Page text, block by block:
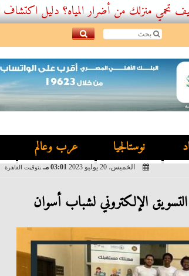
من أضرار المياه؟ دليل اكتشاف التسربات
نوستالجيا عرب وعالم
الخميس، 20 يوليو 2023 03:01 مـ بتوقيت القاهرة
الإلكتروني لشباب أسوان